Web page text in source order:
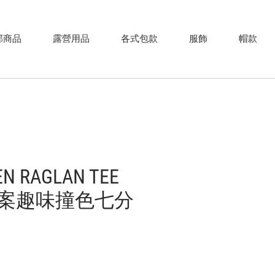
商品 露營用品 各式包款 服飾 帽款
RAGLAN TEE
趣味撞色七分